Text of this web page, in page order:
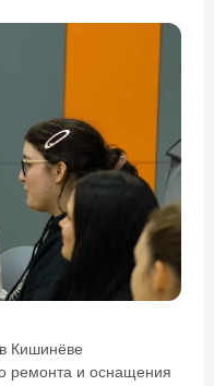
Кишинёве
ремонта и оснащения